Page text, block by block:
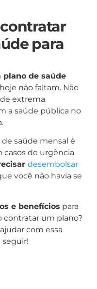
para
de saúde
não faltam. Não
extrema
a saúde pública no
saúde mensal é
casos de urgência
desembolsar
você não havia se
e benefícios para
contratar um plano?
com essa
seguir!